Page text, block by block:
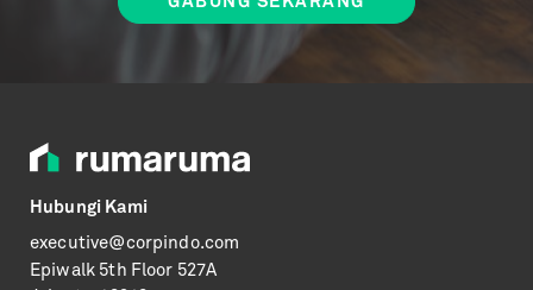
Hubungi Kami
executive@corpindo.com
Epiwalk 5th Floor 527A